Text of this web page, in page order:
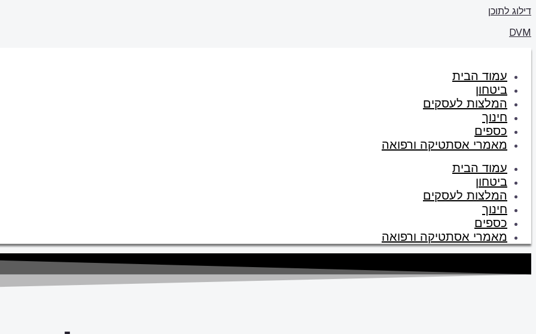
דילוג לתוכן
DVM
עמוד הבית
ביטחון
המלצות לעסקים
חינוך
כספים
מאמרי אסתטיקה ורפואה
עמוד הבית
ביטחון
המלצות לעסקים
חינוך
כספים
מאמרי אסתטיקה ורפואה